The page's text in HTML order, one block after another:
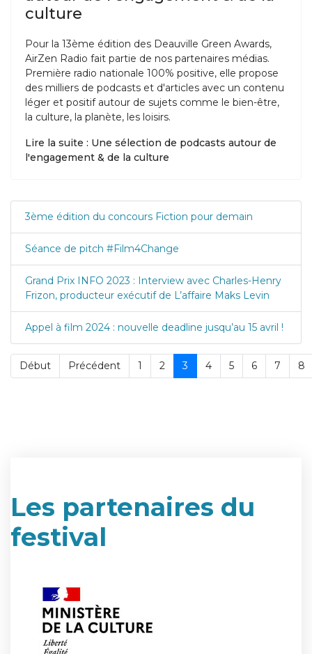
culture
Pour la 13ème édition des Deauville Green Awards,
AirZen Radio fait partie de nos partenaires médias.
Première radio nationale 100% positive, elle propose
des milliers de podcasts et d'articles avec un contenu
léger et positif autour de sujets comme le bien-être,
la culture, la planète, les loisirs.
Lire la suite : Une sélection de podcasts autour de
l'engagement & de la culture
3ème édition du concours Fiction pour demain
Séance de pitch #Film4Change
Grand Prix INFO 2023 : Interview avec Charles-Henry
Frizon, producteur exécutif de L’affaire Maks Levin
Appel à film 2024 : nouvelle deadline jusqu’au 15 avril !
Début Précédent 1 2 3 4 5 6 7 8
Les partenaires du
festival